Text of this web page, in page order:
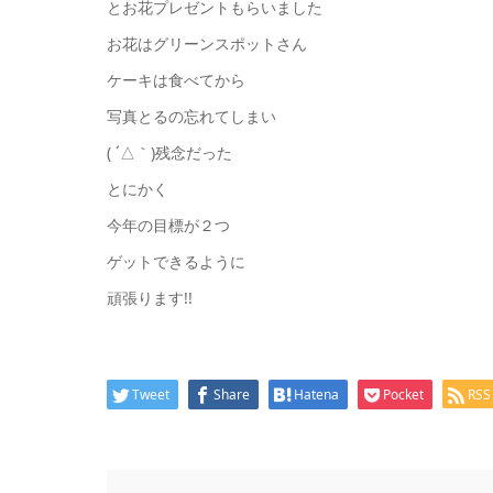
とお花プレゼントもらいました
お花はグリーンスポットさん
ケーキは食べてから
写真とるの忘れてしまい
( ´△｀)残念だった
とにかく
今年の目標が２つ
ゲットできるように
頑張ります!!
Tweet Share Hatena Pocket RSS